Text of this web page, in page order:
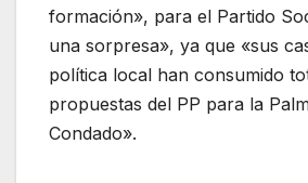
formación», para el Partido
una sorpresa», ya que «sus
política local han consumido
propuestas del PP para la
Condado».